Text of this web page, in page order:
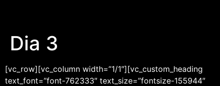
Dia 3
[vc_row][vc_column width=”1/1″][vc_custom_heading
text_font=”font-762333″ text_size=”fontsize-155944″